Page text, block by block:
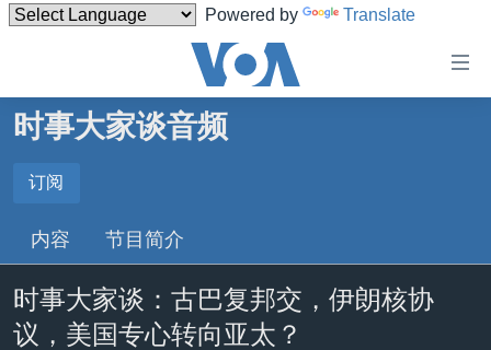
Powered by Translate
碍
到
内
容
主页
美国
台湾
港澳
国际
时事大家谈音频
订阅
Spotify
订阅
内容 节目简介
时事大家谈：古巴复邦交，伊朗核协
议，美国专心转向亚太？